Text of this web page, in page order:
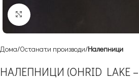
Кликнете за зголемување
Дома Останати производи Налепници
НАЛЕПНИЦИ (OHRID LAKE –